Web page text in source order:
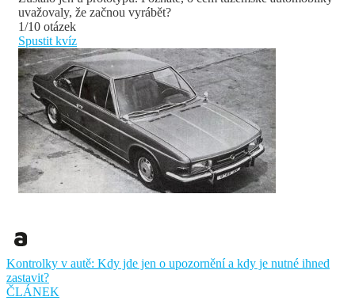
uvažovaly, že začnou vyrábět?
1/10 otázek
Spustit kvíz
Kontrolky v autě: Kdy jde jen o upozornění a kdy je nutné ihned
zastavit?
ČLÁNEK